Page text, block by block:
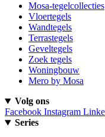
Mosa-tegelcollecties
Vloertegels
Wandtegels
Terrastegels
Geveltegels
Zoek tegels
Woningbouw
Mero by Mosa
Volg ons
Facebook Instagram
Series